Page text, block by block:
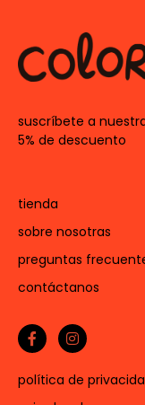
suscríbete a
5% de descuento
tienda
sobre nosotras
preguntas
contáctanos
política de